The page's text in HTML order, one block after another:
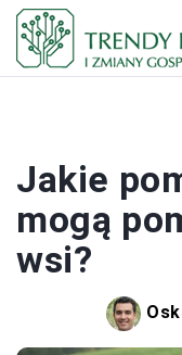
Jakie
mogą
wsi?